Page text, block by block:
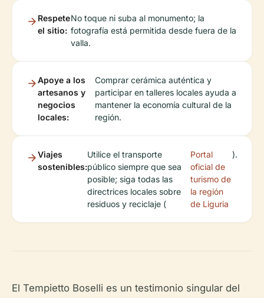
Respete
el sitio:
No toque ni suba al monumento; la
fotografía está permitida desde fuera de la
valla.
Apoye a los
artesanos y
negocios
locales:
Comprar cerámica auténtica y
participar en talleres locales ayuda a
mantener la economía cultural de la
región.
Viajes
sostenibles:
Utilice el transporte
público siempre que sea
posible; siga todas las
directrices locales sobre
residuos y reciclaje (
Portal
oficial de
turismo de
la región
de Liguria
).
El Tempietto Boselli es un testimonio singular del